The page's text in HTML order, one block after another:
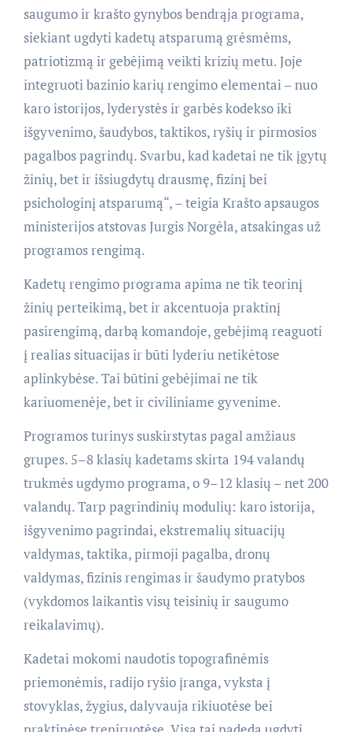
saugumo ir krašto gynybos bendrąja programa,
siekiant ugdyti kadetų atsparumą grėsmėms,
patriotizmą ir gebėjimą veikti krizių metu. Joje
integruoti bazinio karių rengimo elementai – nuo
karo istorijos, lyderystės ir garbės kodekso iki
išgyvenimo, šaudybos, taktikos, ryšių ir pirmosios
pagalbos pagrindų. Svarbu, kad kadetai ne tik įgytų
žinių, bet ir išsiugdytų drausmę, fizinį bei
psichologinį atsparumą“, – teigia Krašto apsaugos
ministerijos atstovas Jurgis Norgėla, atsakingas už
programos rengimą.
Kadetų rengimo programa apima ne tik teorinį
žinių perteikimą, bet ir akcentuoja praktinį
pasirengimą, darbą komandoje, gebėjimą reaguoti
į realias situacijas ir būti lyderiu netikėtose
aplinkybėse. Tai būtini gebėjimai ne tik
kariuomenėje, bet ir civiliniame gyvenime.
Programos turinys suskirstytas pagal amžiaus
grupes. 5–8 klasių kadetams skirta 194 valandų
trukmės ugdymo programa, o 9–12 klasių – net 200
valandų. Tarp pagrindinių modulių: karo istorija,
išgyvenimo pagrindai, ekstremalių situacijų
valdymas, taktika, pirmoji pagalba, dronų
valdymas, fizinis rengimas ir šaudymo pratybos
(vykdomos laikantis visų teisinių ir saugumo
reikalavimų).
Kadetai mokomi naudotis topografinėmis
priemonėmis, radijo ryšio įranga, vyksta į
stovyklas, žygius, dalyvauja rikiuotėse bei